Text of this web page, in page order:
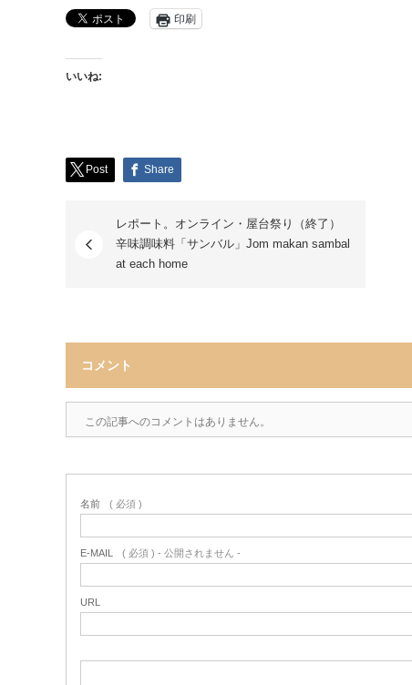
印刷
いいね:
Post Share
レポート。オンライン・屋台祭り（終了）
辛味調味料「サンバル」Jom makan sambal
at each home
コメント
この記事へのコメントはありません。
名前 ( 必須 )
E-MAIL ( 必須 ) - 公開されません -
URL